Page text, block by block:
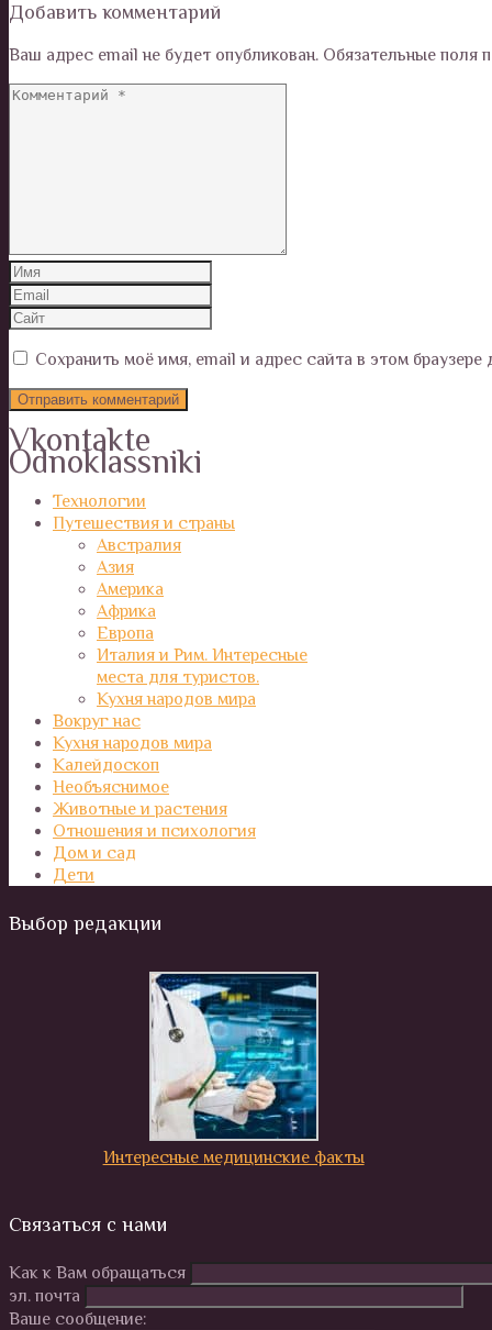
Добавить комментарий
Ваш адрес email не будет опубликован. Обязательные поля
Сохранить моё имя, email и адрес сайта в этом
Vkontakte
Odnoklassniki
Технологии
Путешествия и страны
Австралия
Азия
Америка
Африка
Европа
Италия и Рим. Интересные
места для туристов.
Кухня народов мира
Вокруг нас
Кухня народов мира
Калейдоскоп
Необъяснимое
Животные и растения
Отношения и психология
Дом и сад
Дети
Выбор редакции
Интересные медицинские факты
Связаться с нами
Как к Вам обращаться
эл. почта
Ваше сообщение: